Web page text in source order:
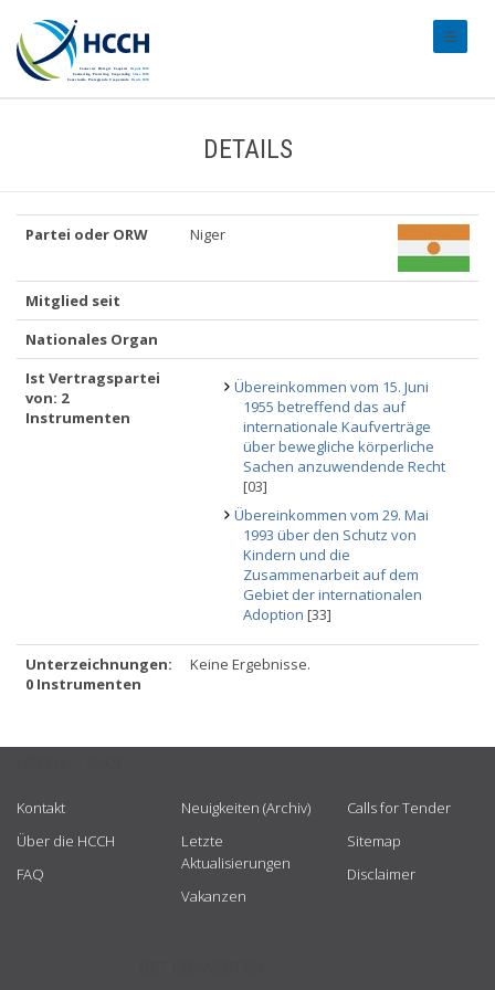
DETAILS
Partei oder ORW Niger
Mitglied seit
Nationales Organ
Ist Vertragspartei
von: 2
Instrumenten
Übereinkommen vom 15. Juni
1955 betreffend das auf
internationale Kaufverträge
über bewegliche körperliche
Sachen anzuwendende Recht
[03]
Übereinkommen vom 29. Mai
1993 über den Schutz von
Kindern und die
Zusammenarbeit auf dem
Gebiet der internationalen
Adoption [33]
Unterzeichnungen:
0 Instrumenten
Keine Ergebnisse.
Kontakt
Über die HCCH
FAQ
Neuigkeiten (Archiv)
Letzte
Aktualisierungen
Vakanzen
Calls for Tender
Sitemap
Disclaimer